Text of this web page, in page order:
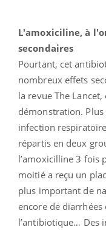
L'amoxiciline, à
secondaires
Pourtant, cet
nombreux effets
la revue The
démonstration.
infection
répartis en deux
l’amoxicilline 3 fois
moitié a reçu un
plus important de
encore de
l’antibiotique… Des